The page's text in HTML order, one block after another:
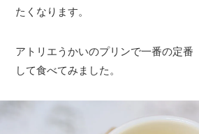
たくなります。
アトリエうかいのプリンで一番の定番
して食べてみました。